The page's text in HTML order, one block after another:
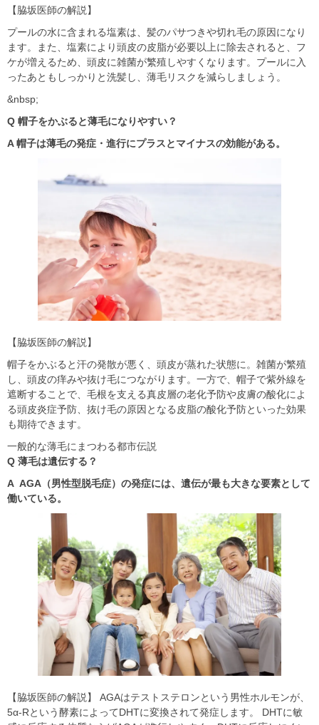
【脇坂医師の解説】
プールの水に含まれる塩素は、髪のパサつきや切れ毛の原因になり
ます。また、塩素により頭皮の皮脂が必要以上に除去されると、フ
ケが増えるため、頭皮に雑菌が繁殖しやすくなります。プールに入
ったあともしっかりと洗髪し、薄毛リスクを減らしましょう。
&nbsp;
Q 帽子をかぶると薄毛になりやすい？
A 帽子は薄毛の発症・進行にプラスとマイナスの効能がある。
【脇坂医師の解説】
帽子をかぶると汗の発散が悪く、頭皮が蒸れた状態に。雑菌が繁殖
し、頭皮の痒みや抜け毛につながります。一方で、帽子で紫外線を
遮断することで、毛根を支える真皮層の老化予防や皮膚の酸化によ
る頭皮炎症予防、抜け毛の原因となる皮脂の酸化予防といった効果
も期待できます。
一般的な薄毛にまつわる都市伝説
Q 薄毛は遺伝する？
A AGA（男性型脱毛症）の発症には、遺伝が最も大きな要素として
働いている。
【脇坂医師の解説】 AGAはテストステロンという男性ホルモンが、
5α-Rという酵素によってDHTに変換されて発症します。 DHTに敏